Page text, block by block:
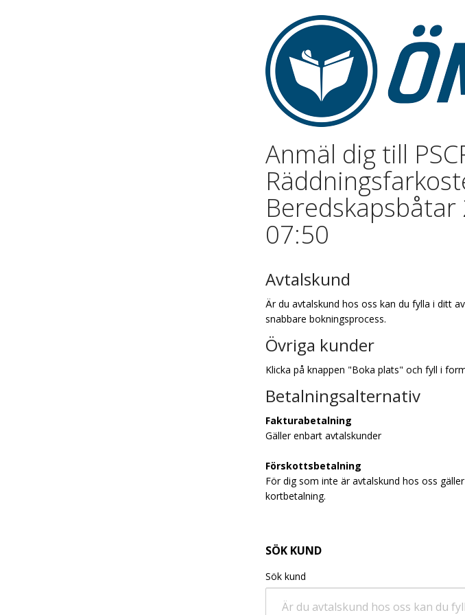
Anmäl dig till
07:50
Avtalskund
Är du avtalskund hos oss kan du fylla i ditt
snabbare bokningsprocess.
Övriga kunder
Klicka på knappen "Boka plats" och fyll i
Betalningsalternativ
Fakturabetalning
Gäller enbart avtalskunder
Förskottsbetalning
För dig som inte är avtalskund hos oss
kortbetalning.
SÖK KUND
Sök kund
Är du avtalskund hos oss kan du